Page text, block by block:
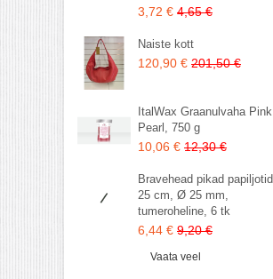
3,72 € 4,65 €
Naiste kott
120,90 € 201,50 €
ItalWax Graanulvaha Pink
Pearl, 750 g
10,06 € 12,30 €
Bravehead pikad papiljotid
25 cm, Ø 25 mm,
tumeroheline, 6 tk
6,44 € 9,20 €
Vaata veel